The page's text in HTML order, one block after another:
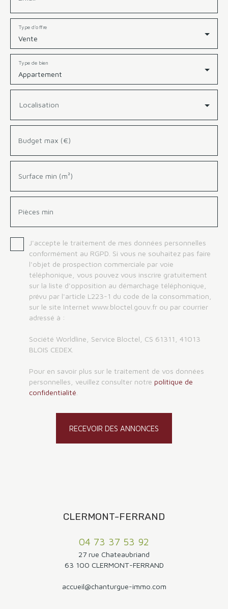
Vente
Type d'offre
Appartement
Type de bien
Localisation
Budget max (€)
Surface min (m²)
Pièces min
J'accepte le traitement de mes données personnelles
conformément au RGPD. Si vous ne souhaitez pas faire
l'objet de prospection commerciale par voie
téléphonique, vous pouvez vous inscrire gratuitement
sur la liste d'opposition au démarchage téléphonique,
prévu par l'article L223-1 du code de la consommation,
sur le site Internet www.bloctel.gouv.fr ou par courrier
adressé à :
Société Worldline, Service Bloctel, CS 61311, 41013
BLOIS CEDEX.
Pour en savoir plus sur le traitement de vos données
personnelles, veuillez consulter notre politique de
confidentialité
RECEVOIR DES ANNONCES
CLERMONT-FERRAND
04 73 37 53 92
27 rue Chateaubriand
63 100 CLERMONT-FERRAND
accueil@chanturgue-immo.com